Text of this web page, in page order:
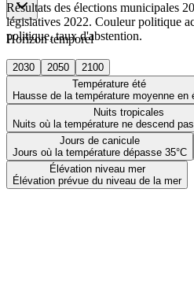
Horizon temporel
2030 2050
2100
Température été
Hausse de la température moyenne en
Nuits tropicales
Nuits où la température ne descend
Jours de canicule
Jours où la température dépasse 35°C
Élévation niveau mer
Élévation prévue du niveau de la mer
Résultats des élections municipales
législatives 2022. Couleur politique
politique, taux d'abstention.